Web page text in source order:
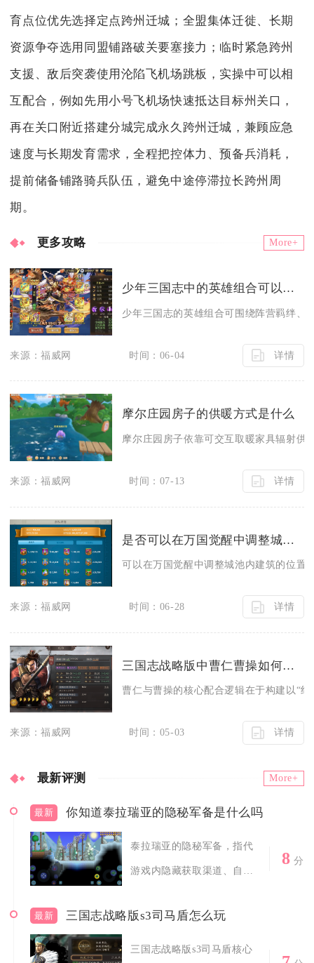
育点位优先选择定点跨州迁城；全盟集体迁徙、长期
资源争夺选用同盟铺路破关要塞接力；临时紧急跨州
支援、敌后突袭使用沦陷飞机场跳板，实操中可以相
互配合，例如先用小号飞机场快速抵达目标州关口，
再在关口附近搭建分城完成永久跨州迁城，兼顾应急
速度与长期发育需求，全程把控体力、预备兵消耗，
提前储备铺路骑兵队伍，避免中途停滞拉长跨州周
期。
更多攻略 More+
少年三国志中的英雄组合可以有哪些变化
少年三国志的英雄组合可围绕阵营羁绊、
来源：福威网 时间：06-04 详情
摩尔庄园房子的供暖方式是什么
摩尔庄园房子依靠可交互取暖家具辐射供
来源：福威网 时间：07-13 详情
是否可以在万国觉醒中调整城池内建筑的位置
可以在万国觉醒中调整城池内建筑的位置
来源：福威网 时间：06-28 详情
三国志战略版中曹仁曹操如何相互配合
曹仁与曹操的核心配合逻辑在于构建以“
来源：福威网 时间：05-03 详情
最新评测 More+
最新 你知道泰拉瑞亚的隐秘军备是什么吗
泰拉瑞亚的隐秘军备，指代
游戏内隐藏获取渠道、自带
8 分
最新 三国志战略版s3司马盾怎么玩
三国志战略版s3司马盾核心